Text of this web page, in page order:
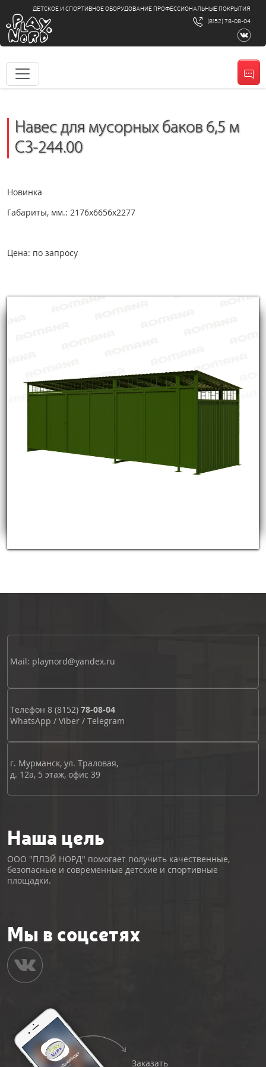
ДЕТСКОЕ И СПОРТИВНОЕ ОБОРУДОВАНИЕ ПРОФЕССИОНАЛЬНЫЕ ПОКРЫТИЯ
(8152) 78-08-04
Навес для мусорных баков 6,5 м
СЗ-244.00
Новинка
Габариты, мм.: 2176х6656х2277
Цена: по запросу
Mail: playnord@yandex.ru
Телефон 8 (8152) 78-08-04
WhatsApp / Viber / Telegram
г. Мурманск, ул. Траловая,
д. 12а, 5 этаж, офис 39
Наша цель
ООО "ПЛЭЙ НОРД" помогает получить качественные,
безопасные и современные детские и спортивные
площадки.
Мы в соцсетях
Заказать